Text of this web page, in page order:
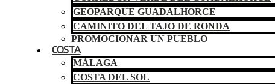
GEOPARQUE GUADALHORCE
CAMINITO DEL TAJO DE RONDA
PROMOCIONAR UN PUEBLO
COSTA
MÁLAGA
COSTA DEL SOL